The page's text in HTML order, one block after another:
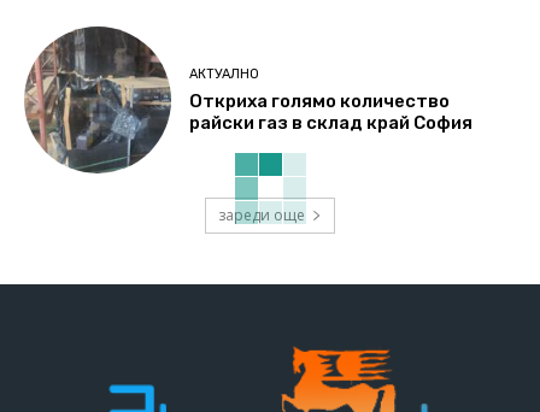
АКТУАЛНО
Откриха голямо количество
райски газ в склад край София
зареди още